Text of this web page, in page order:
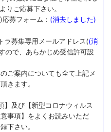
りご応募下さい。
募フォーム： (消去しました)
ラ募集専用メールアドレス((消
ので、あらかじめ受信許可設
ご案内についても全て上記メ
きます。
】及び【新型コロナウィルス
事項】をよくお読みいただ
下さい。